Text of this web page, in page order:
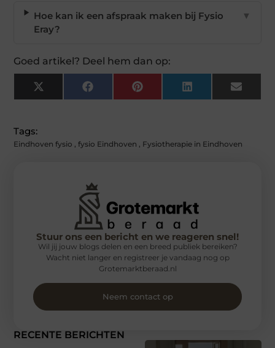
Hoe kan ik een afspraak maken bij Fysio
Eray?
▼
Goed artikel? Deel hem dan op:
X
(Twitter)
FacebookPinterest LinkedIn Email
Tags:
Eindhoven fysio ,fysio Eindhoven , Fysiotherapie in Eindhoven
RECENTE BERICHTEN
Stuur ons een bericht en we reageren snel!
Wil jij jouw blogs delen en een breed publiek bereiken?
Wacht niet langer en registreer je vandaag nog op
Grotemarktberaad.nl
Neem contact op